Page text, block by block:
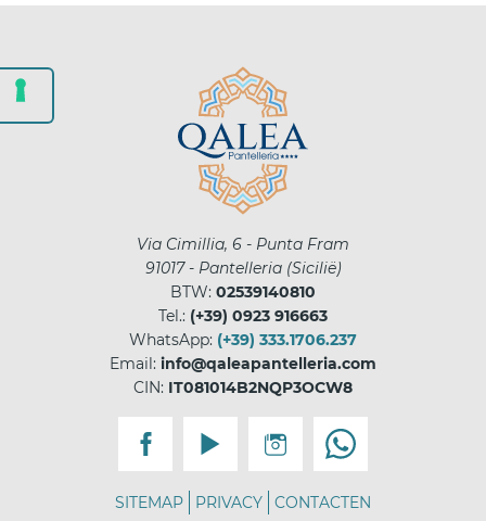
Via Cimillia, 6 - Punta Fram
91017- Pantelleria(Sicilië)
BTW: 02539140810
Tel.: (+39) 0923 916663
WhatsApp: (+39) 333.1706.237
Email: info@qaleapantelleria.com
CIN: IT081014B2NQP3OCW8
SITEMAP PRIVACY CONTACTEN